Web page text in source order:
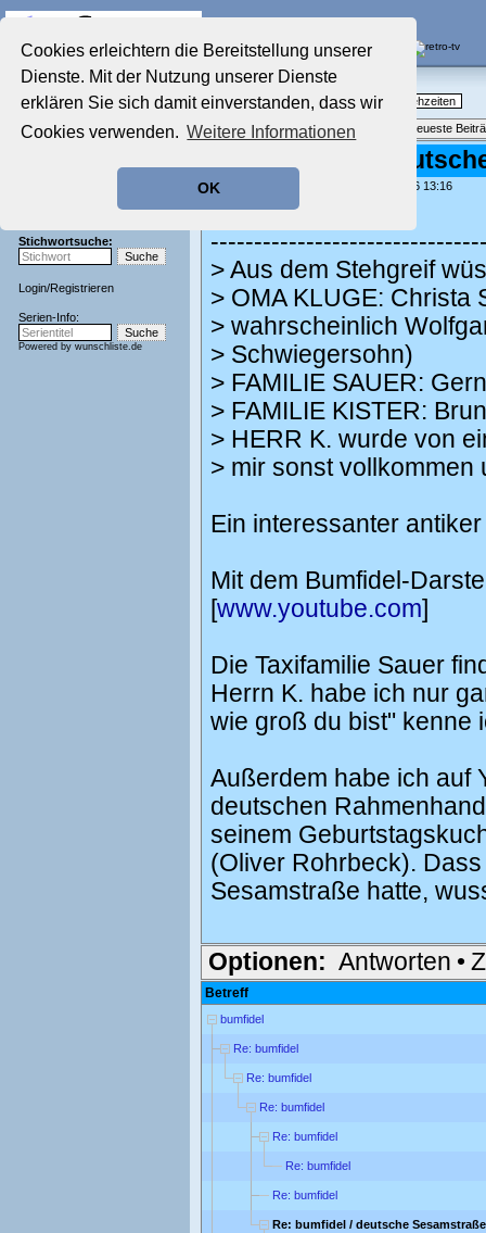
Cookies erleichtern die Bereitstellung unserer
Dienste. Mit der Nutzung unserer Dienste
erklären Sie sich damit einverstanden, dass wir
Cookies verwenden. Weitere Informationen
OK
Startseite
Aktuelles Forum
Film-Forum
Zeichentrick-Forum
Stichwortsuche:
Login/Registrieren
Serien-Info:
Powered by wunschliste.de
Nostalgieecke
TV-Erinnerungen an gute, alte Fernsehzeiten
Themenübersicht • Neues Thema Neueste
Re: bumfidel /
geschrieben von: , 28.03.26 13:16
Graf_Zahl schrieb:
> Aus dem Stehgreif
> OMA KLUGE: Christa
> wahrscheinlich
> Schwiegersohn)
> FAMILIE SAUER:
> FAMILIE KISTER:
> HERR K. wurde von
> mir sonst vollkommen
Ein interessanter
Mit dem Bumfidel-
[www.youtube.com]
Die Taxifamilie Sauer
Herrn K. habe ich nur
wie groß du bist" kenne
Außerdem habe ich auf
deutschen
seinem
(Oliver Rohrbeck).
Sesamstraße hatte,
Optionen: Antworten •
Betreff
bumfidel
Re: bumfidel
Re: bumfidel
Re: bumfidel
Re: bumfidel
Re: bumfidel
Re: bumfidel
Re: bumfidel / deutsche